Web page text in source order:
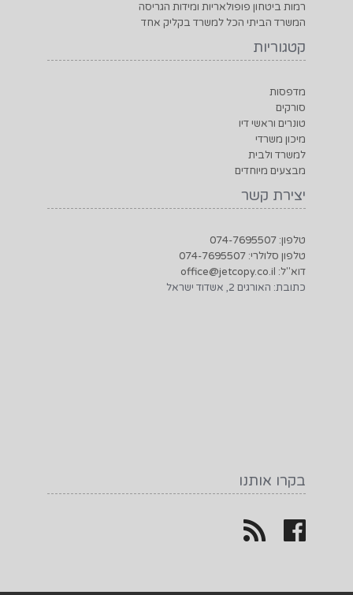
רמות ביטחון פופולאריות ומידות הגריסה
המשרד הביתי הכל למשרד בקליק אחד
קטגוריות
מדפסות
סורקים
טונרים וראשי דיו
מיכון משרדי
למשרד ולבית
מבצעים מיוחדים
יצירת קשר
טלפון: 074-7695507
טלפון סלולרי: 074-7695507
דוא"ל: office@jetcopy.co.il
כתובת: האורגים 2, אשדוד ישראל
בקרו אותנו